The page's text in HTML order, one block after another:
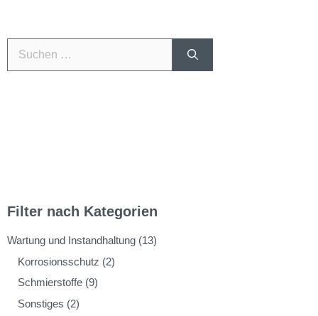
Filter nach Kategorien
Wartung und Instandhaltung (13)
Korrosionsschutz (2)
Schmierstoffe (9)
Sonstiges (2)